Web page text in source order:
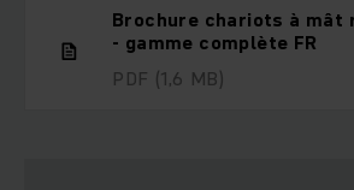
Brochure chariots à
- gamme complète FR
PDF (1,6 MB)